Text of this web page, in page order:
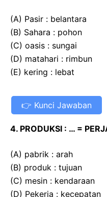
(A) Pasir : belantara
(B) Sahara : pohon
(C) oasis : sungai
(D) matahari : rimbun
(E) kering : lebat
Kunci Jawaban
4. PRODUKSI : … =
(A) pabrik : arah
(B) produk : tujuan
(C) mesin : kendaraan
(D) Pekerja : kecepatan